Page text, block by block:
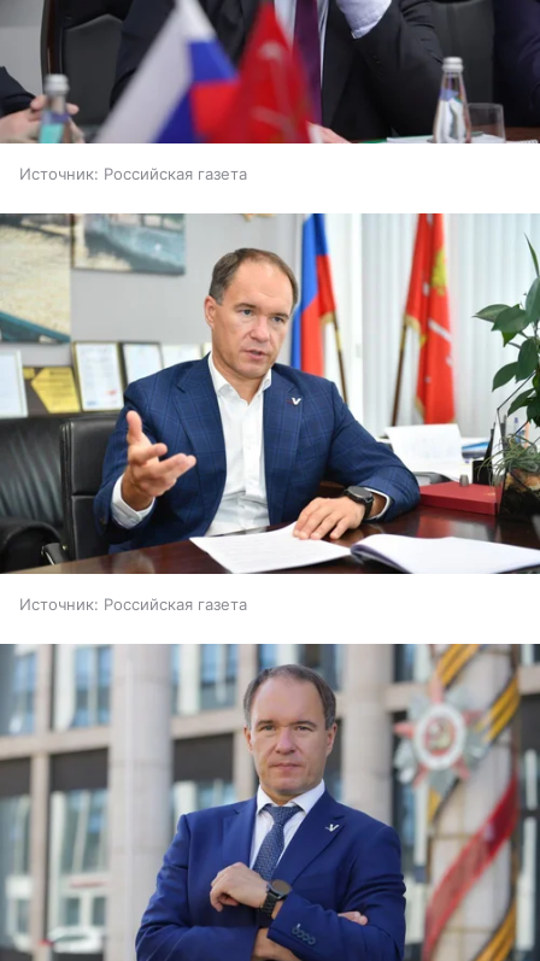
Источник: Российская газета
Источник: Российская газета